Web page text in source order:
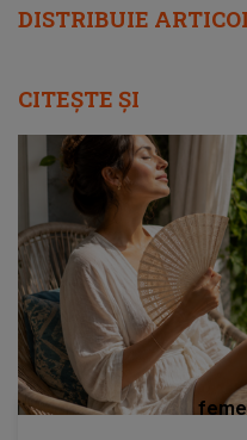
DISTRIBUIE
CITEȘTE ȘI